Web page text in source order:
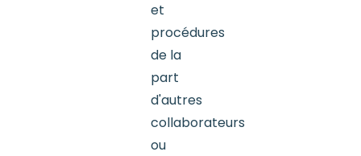
et
procédures
de la
part
d'autres
collaborateurs
ou